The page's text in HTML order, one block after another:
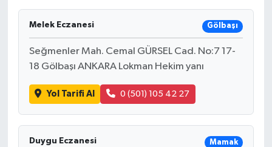
Melek Eczanesi Gölbaşı
Seğmenler Mah. Cemal GÜRSEL Cad. No:7 17-
18 Gölbaşı ANKARA Lokman Hekim yanı
Yol Tarifi Al 0 (501) 105 42 27
Duygu Eczanesi Mamak